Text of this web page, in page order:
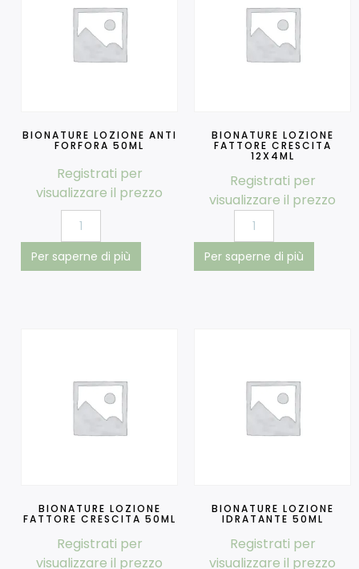
BIONATURE LOZIONE ANTI
FORFORA 50ML
Registrati per
visualizzare il prezzo
Per saperne di più
BIONATURE LOZIONE
FATTORE CRESCITA
12X4ML
Registrati per
visualizzare il prezzo
Per saperne di più
BIONATURE LOZIONE
FATTORE CRESCITA 50ML
Registrati per
visualizzare il prezzo
BIONATURE LOZIONE
IDRATANTE 50ML
Registrati per
visualizzare il prezzo